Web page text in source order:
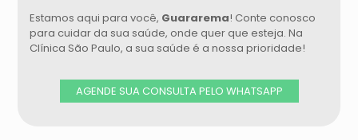
Estamos aqui para você, Guararema! Conte conosco
para cuidar da sua saúde, onde quer que esteja. Na
Clínica São Paulo, a sua saúde é a nossa prioridade!
AGENDE SUA CONSULTA PELO WHATSAPP